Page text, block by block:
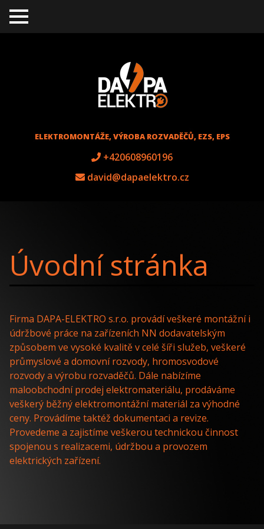
TO
GGL
ELEKTROMONTÁŽE, VÝROBA ROZVADĚČŮ, EZS, EPS
+420608960196
david@dapaelektro.cz
Úvodní stránka
Firma DAPA-ELEKTRO s.r.o. provádí veškeré montážní i
údržbové práce na zařízeních NN dodavatelským
způsobem ve vysoké kvalitě v celé šíři služeb, veškeré
průmyslové a domovní rozvody, hromosvodové
rozvody a výrobu rozvaděčů. Dále nabízíme
maloobchodní prodej elektromateriálu, prodáváme
veškerý běžný elektromontážní materiál za výhodné
ceny. Provádíme taktéž dokumentaci a revize.
Provedeme a zajistíme veškerou technickou činnost
spojenou s realizacemi, údržbou a provozem
elektrických zařízení.